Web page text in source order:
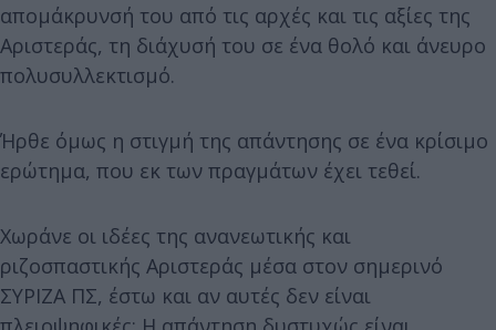
απομάκρυνσή του από τις αρχές και τις αξίες της
Αριστεράς, τη διάχυσή του σε ένα θολό και άνευρο
πολυσυλλεκτισμό.
Ήρθε όμως η στιγμή της απάντησης σε ένα κρίσιμο
ερώτημα, που εκ των πραγμάτων έχει τεθεί.
Χωράνε οι ιδέες της ανανεωτικής και
ριζοσπαστικής Αριστεράς μέσα στον σημερινό
ΣΥΡΙΖΑ ΠΣ, έστω και αν αυτές δεν είναι